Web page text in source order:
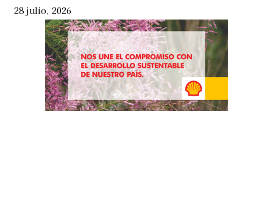
28 julio, 2026